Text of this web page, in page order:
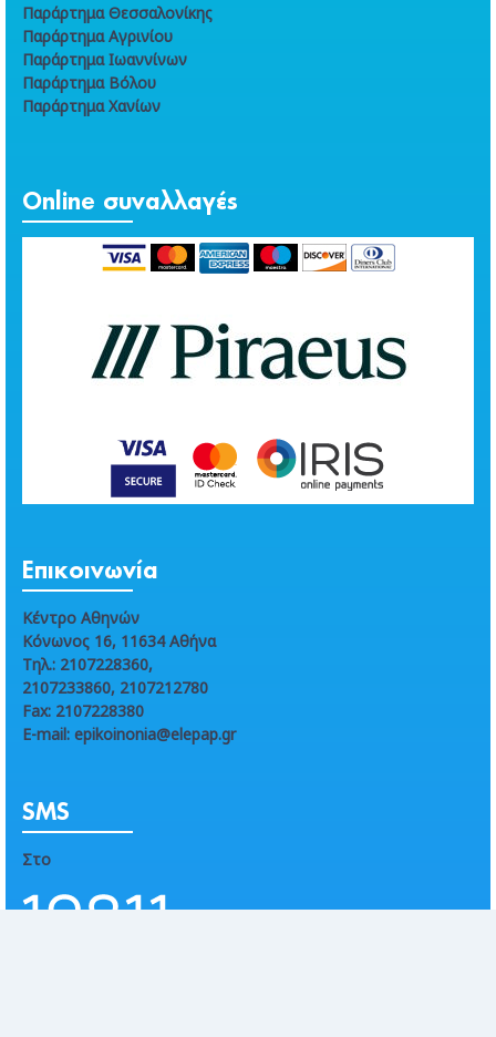
Παράρτημα Θεσσαλονίκης
Παράρτημα Αγρινίου
Παράρτημα Ιωαννίνων
Παράρτημα Βόλου
Παράρτημα Χανίων
Online συναλλαγές
Επικοινωνία
Κέντρο Αθηνών
Κόνωνος 16, 11634 Αθήνα
Τηλ.: 2107228360,
2107233860, 2107212780
Fax: 2107228380
E-mail: epikoinonia@elepap.gr
SMS
Στο